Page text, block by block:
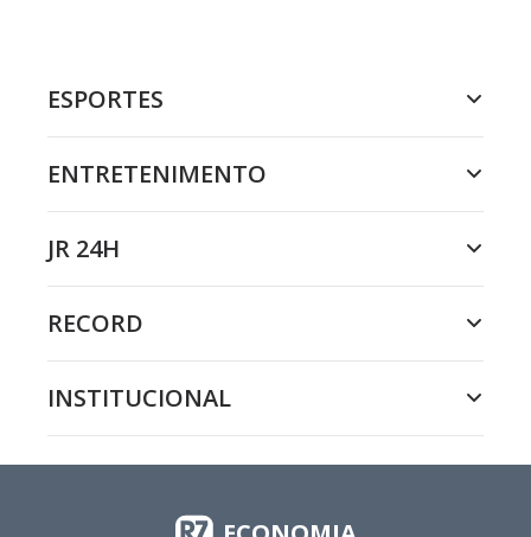
ESPORTES
ENTRETENIMENTO
JR 24H
RECORD
INSTITUCIONAL